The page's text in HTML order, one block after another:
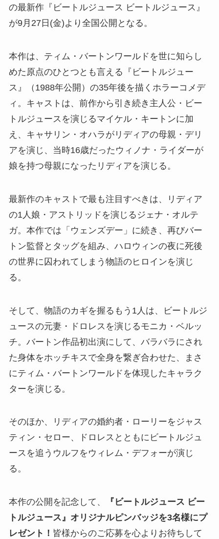
の最新作『ビートルジュース ビートルジュース』
が9月27日(金)より全国公開となる。
本作は、ティム・バートンワールドを世に知らし
めた原点のひとつとも言える『ビートルジュー
ス』（1988年公開）の35年後を描くホラーコメデ
ィ。キャストは、前作から引き続き主人公・ビー
トルジュースを演じるマイケル・キートンに加
え、キャサリン・オハラがリディアの母親・デリ
アを演じ、当時16歳だったウィノナ・ライダーが
娘を持つ母親になったリディアを演じる。
最新作のキャストで最も注目すべきは、リディア
の1人娘・アストリッドを演じるジェナ・オルテ
ガ。本作では「ウェンズデー」に続き、再びバー
トン監督とタッグを組み、ハロウィンの夜に死後
の世界に囚われてしまう物語のヒロインを演じ
る。
そして、物語のカギを握るもう1人は、ビートルジ
ュースの元妻・ドロレスを演じるモニカ・ベルッ
チ。バートン作品初出演にして、バラバラにされ
た身体をホッチキスで全身を繋ぎ合わせた、まさ
にティム・バートンワールドを体現したキャラク
ターを演じる。
そのほか、リディアの婚約者・ローリーをジャス
ティン・セロー、ドロレスとともにビートルジュ
ースを追うウルフをウィレム・デフォーが演じ
る。
本作の公開を記念して、
『ビートルジュース ビー
トルジュース』オリジナルピンバッジを3名様にプ
レゼント！ 皆様からのご応募を心よりお待ちして